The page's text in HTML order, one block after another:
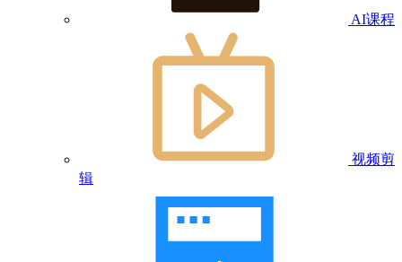
AI课程
视频剪
辑